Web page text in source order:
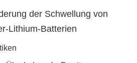
der Schwellung von
Lithium-Batterien